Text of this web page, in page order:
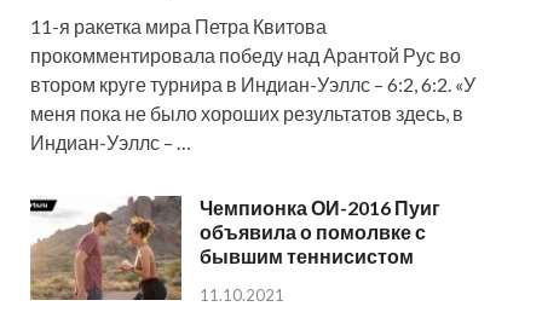
11-я ракетка мира Петра Квитова
прокомментировала победу над Арантой Рус во
втором круге турнира в Индиан-Уэллс – 6:2, 6:2. «У
меня пока не было хороших результатов здесь, в
Индиан-Уэллс – …
Чемпионка ОИ-2016 Пуиг
объявила о помолвке с
бывшим теннисистом
11.10.2021